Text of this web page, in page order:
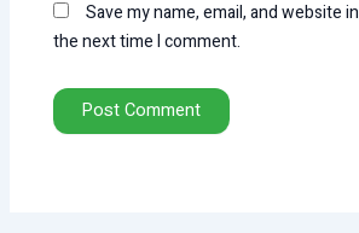
Save my name, email, and website
the next time I comment.